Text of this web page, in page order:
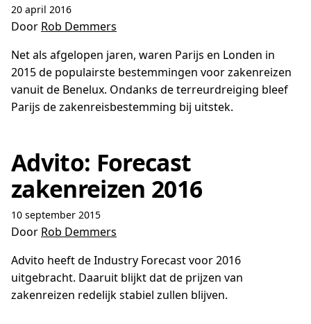
20 april 2016
Door Rob Demmers
Net als afgelopen jaren, waren Parijs en Londen in
2015 de populairste bestemmingen voor zakenreizen
vanuit de Benelux. Ondanks de terreurdreiging bleef
Parijs de zakenreisbestemming bij uitstek.
Advito: Forecast
zakenreizen 2016
10 september 2015
Door Rob Demmers
Advito heeft de Industry Forecast voor 2016
uitgebracht. Daaruit blijkt dat de prijzen van
zakenreizen redelijk stabiel zullen blijven.